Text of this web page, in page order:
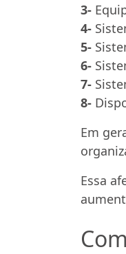
3-
4-
5-
6-
7-
8-
Em
Essa